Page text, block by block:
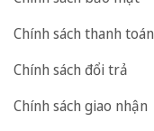
Chính sách thanh toán
Chính sách đổi trả
Chính sách giao nhận